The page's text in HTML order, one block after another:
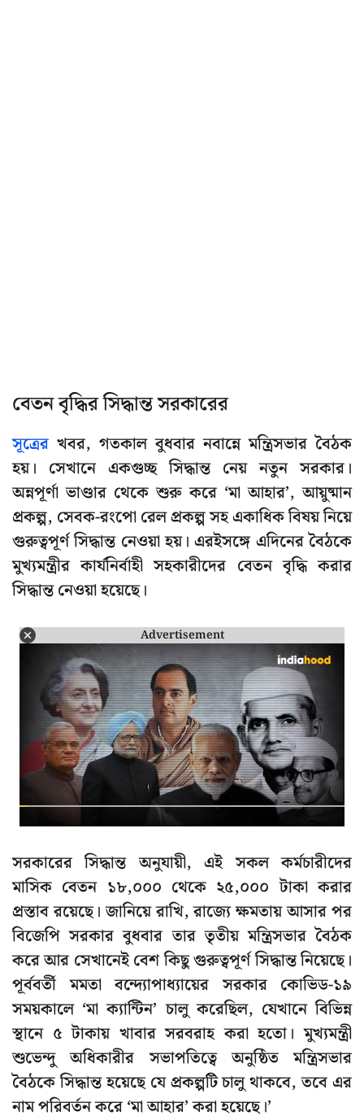
বেতন বৃদ্ধির সিদ্ধান্ত সরকারের
সূত্রের খবর, গতকাল বুধবার নবান্নে মন্ত্রিসভার বৈঠক
হয়। সেখানে একগুচ্ছ সিদ্ধান্ত নেয় নতুন সরকার।
অন্নপূর্ণা ভাণ্ডার থেকে শুরু করে ‘মা আহার’, আয়ুষ্মান
প্রকল্প, সেবক-রংপো রেল প্রকল্প সহ একাধিক বিষয় নিয়ে
গুরুত্বপূর্ণ সিদ্ধান্ত নেওয়া হয়। এরইসঙ্গে এদিনের বৈঠকে
মুখ্যমন্ত্রীর কার্যনির্বাহী সহকারীদের বেতন বৃদ্ধি করার
সিদ্ধান্ত নেওয়া হয়েছে।
Advertisement
সরকারের সিদ্ধান্ত অনুযায়ী, এই সকল কর্মচারীদের
মাসিক বেতন ১৮,০০০ থেকে ২৫,০০০ টাকা করার
প্রস্তাব রয়েছে। জানিয়ে রাখি, রাজ্যে ক্ষমতায় আসার পর
বিজেপি সরকার বুধবার তার তৃতীয় মন্ত্রিসভার বৈঠক
করে আর সেখানেই বেশ কিছু গুরুত্বপূর্ণ সিদ্ধান্ত নিয়েছে।
পূর্ববর্তী মমতা বন্দ্যোপাধ্যায়ের সরকার কোভিড-১৯
সময়কালে ‘মা ক্যান্টিন’ চালু করেছিল, যেখানে বিভিন্ন
স্থানে ৫ টাকায় খাবার সরবরাহ করা হতো। মুখ্যমন্ত্রী
শুভেন্দু অধিকারীর সভাপতিত্বে অনুষ্ঠিত মন্ত্রিসভার
বৈঠকে সিদ্ধান্ত হয়েছে যে প্রকল্পটি চালু থাকবে, তবে এর
নাম পরিবর্তন করে ‘মা আহার’ করা হয়েছে।’